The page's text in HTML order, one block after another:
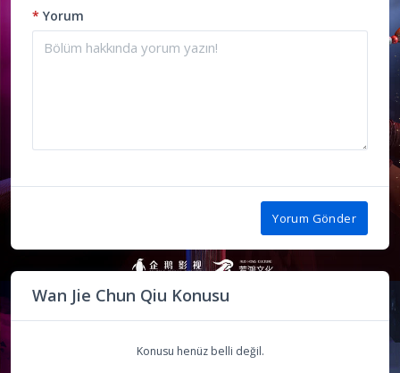
* Yorum
Yorum Gönder
Wan Jie Chun Qiu Konusu
Konusu henüz belli değil.